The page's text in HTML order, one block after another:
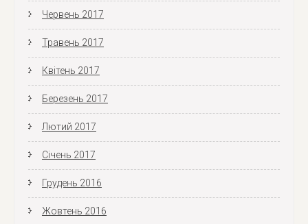
Червень 2017
Травень 2017
Квітень 2017
Березень 2017
Лютий 2017
Січень 2017
Грудень 2016
Жовтень 2016